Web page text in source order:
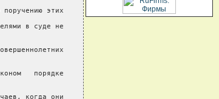
поручению этих
в суде не
порядке
когда они